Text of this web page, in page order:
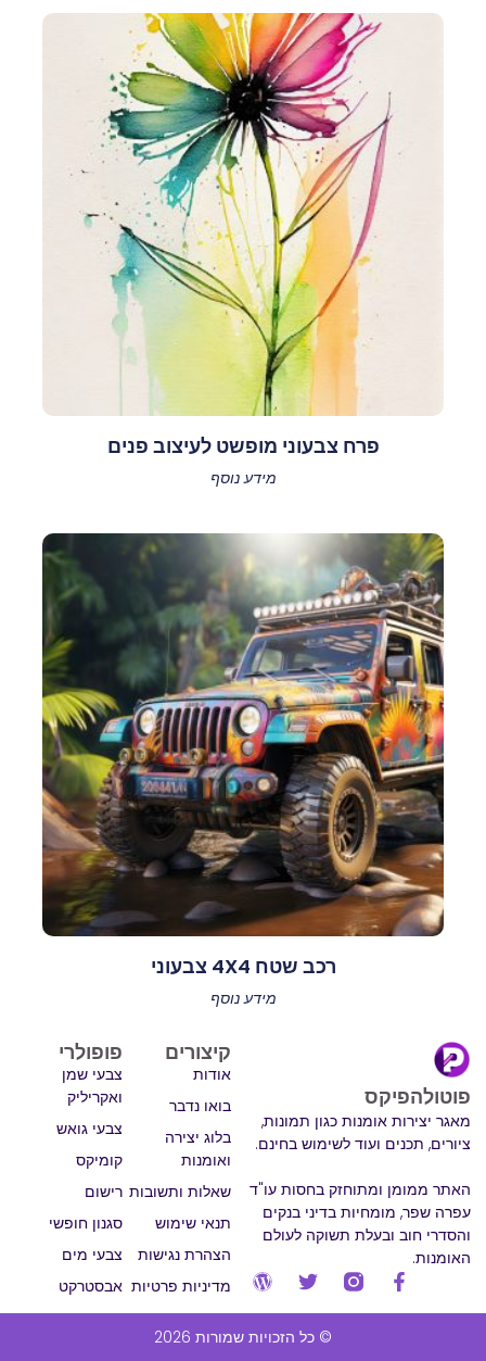
פרח צבעוני מופשט לעיצוב פנים
מידע נוסף
רכב שטח 4X4 צבעוני
מידע נוסף
פוטולהפיקס
מאגר יצירות אומנות כגון תמונות,
ציורים, תכנים ועוד לשימוש בחינם.
האתר ממומן ומתוחזק בחסות עו"ד
עפרה שפר, מומחיות בדיני בנקים
והסדרי חוב ובעלת תשוקה לעולם
האומנות.
קיצורים
אודות
בואו נדבר
בלוג יצירה
ואומנות
שאלות ותשובות
תנאי שימוש
הצהרת נגישות
מדיניות פרטיות
פופולרי
צבעי שמן
ואקריליק
צבעי גואש
קומיקס
רישום
סגנון חופשי
צבעי מים
אבסטרקט
© כל הזכויות שמורות 2026